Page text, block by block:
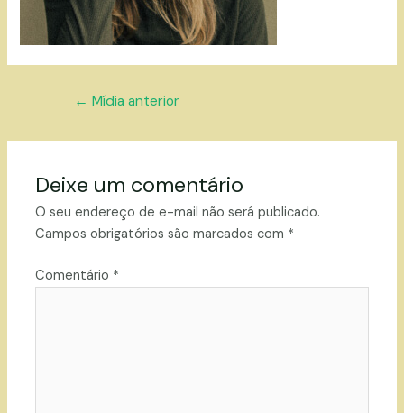
Navegação
Post
← Mídia anterior
Deixe um comentário
O seu endereço de e-mail não será publicado.
Campos obrigatórios são marcados com *
Comentário *